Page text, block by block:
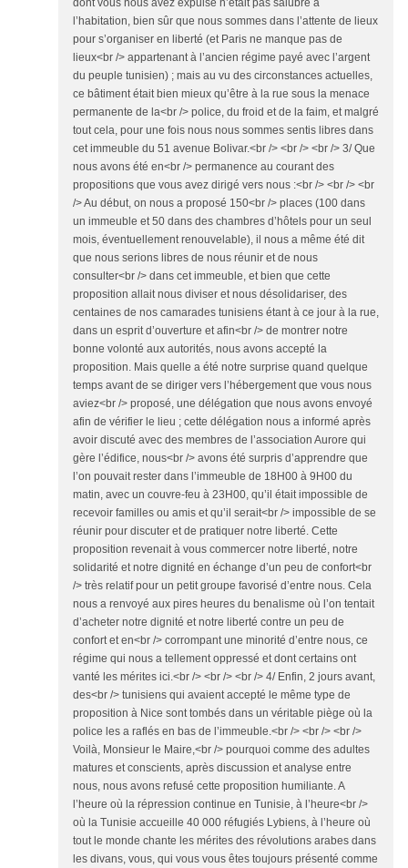
dont vous nous avez expulsé n’était pas salubre à
l’habitation, bien sûr que nous sommes dans l’attente de lieux
pour s’organiser en liberté (et Paris ne manque pas de
lieux<br /> appartenant à l’ancien régime payé avec l’argent
du peuple tunisien) ; mais au vu des circonstances actuelles,
ce bâtiment était bien mieux qu’être à la rue sous la menace
permanente de la<br /> police, du froid et de la faim, et malgré
tout cela, pour une fois nous nous sommes sentis libres dans
cet immeuble du 51 avenue Bolivar.<br /> <br /> <br /> 3/ Que
nous avons été en<br /> permanence au courant des
propositions que vous avez dirigé vers nous :<br /> <br /> <br
/> Au début, on nous a proposé 150<br /> places (100 dans
un immeuble et 50 dans des chambres d’hôtels pour un seul
mois, éventuellement renouvelable), il nous a même été dit
que nous serions libres de nous réunir et de nous
consulter<br /> dans cet immeuble, et bien que cette
proposition allait nous diviser et nous désolidariser, des
centaines de nos camarades tunisiens étant à ce jour à la rue,
dans un esprit d’ouverture et afin<br /> de montrer notre
bonne volonté aux autorités, nous avons accepté la
proposition. Mais quelle a été notre surprise quand quelque
temps avant de se diriger vers l’hébergement que vous nous
aviez<br /> proposé, une délégation que nous avons envoyé
afin de vérifier le lieu ; cette délégation nous a informé après
avoir discuté avec des membres de l’association Aurore qui
gère l’édifice, nous<br /> avons été surpris d’apprendre que
l’on pouvait rester dans l’immeuble de 18H00 à 9H00 du
matin, avec un couvre-feu à 23H00, qu’il était impossible de
recevoir familles ou amis et qu’il serait<br /> impossible de se
réunir pour discuter et de pratiquer notre liberté. Cette
proposition revenait à vous commercer notre liberté, notre
solidarité et notre dignité en échange d’un peu de confort<br
/> très relatif pour un petit groupe favorisé d’entre nous. Cela
nous a renvoyé aux pires heures du benalisme où l’on tentait
d’acheter notre dignité et notre liberté contre un peu de
confort et en<br /> corrompant une minorité d’entre nous, ce
régime qui nous a tellement oppressé et dont certains ont
vanté les mérites ici.<br /> <br /> <br /> 4/ Enfin, 2 jours avant,
des<br /> tunisiens qui avaient accepté le même type de
proposition à Nice sont tombés dans un véritable piège où la
police les a raflés en bas de l’immeuble.<br /> <br /> <br />
Voilà, Monsieur le Maire,<br /> pourquoi comme des adultes
matures et conscients, après discussion et analyse entre
nous, nous avons refusé cette proposition humiliante. A
l’heure où la répression continue en Tunisie, à l’heure<br />
où la Tunisie accueille 40 000 réfugiés Lybiens, à l’heure où
tout le monde chante les mérites des révolutions arabes dans
les divans, vous, qui vous vous êtes toujours présenté comme